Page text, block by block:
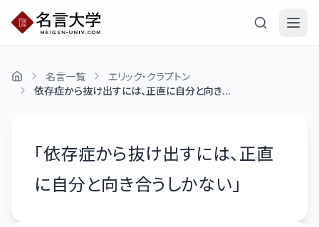
名言一覧
エリック・クラプトン
依存症から抜け出すには、正直に自分と向き...
「依存症から抜け出すには、正直
に自分と向き合うしかない 」